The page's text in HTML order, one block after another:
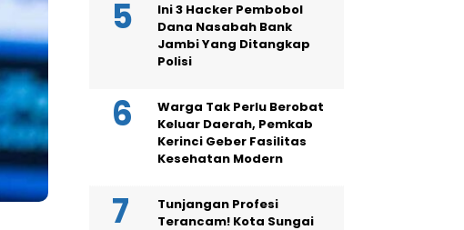
Ini 3 Hacker Pembobol
Dana Nasabah Bank
Jambi Yang Ditangkap
Polisi
Warga Tak Perlu Berobat
Keluar Daerah, Pemkab
Kerinci Geber Fasilitas
Kesehatan Modern
Tunjangan Profesi
Terancam! Kota Sungai